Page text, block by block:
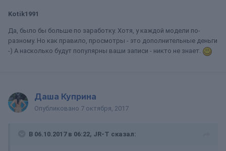
Kotik1991
Да, было бы больше по заработку. Хотя, у каждой модели по-
разному. Но как правило, просмотры - это дополнительные деньги
-) А насколько будут популярны ваши записи - никто не знает.
Даша Куприна
Опубликовано 7 октября, 2017
В 06.10.2017 в 06:22, JR-T сказал: